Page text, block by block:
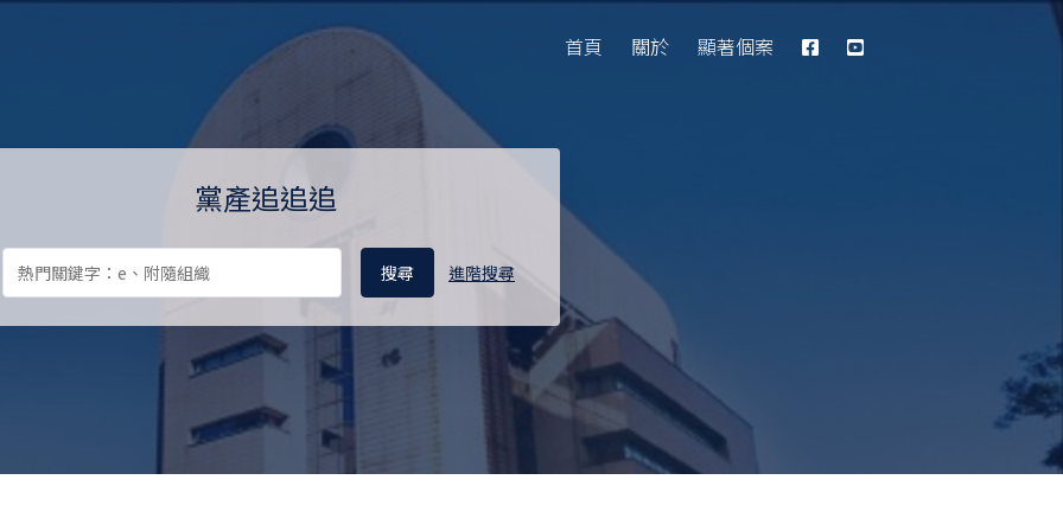
料庫 Ill-gotten Party Assets Database
首頁 關於 顯著個案
黨產追追追
進階搜尋